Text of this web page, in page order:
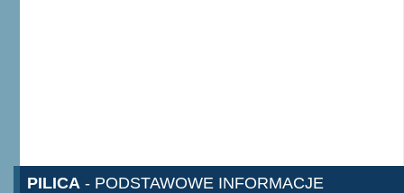
PILICA - PODSTAWOWE INFORMACJE